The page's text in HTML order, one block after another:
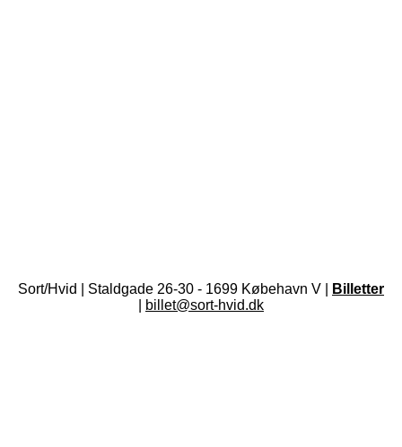
Sort/Hvid | Staldgade 26-30 - 1699 Købehavn V |
Billetter
billet@sort-hvid.dk